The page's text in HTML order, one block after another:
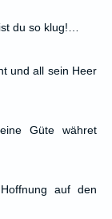
du so klug!…
und all sein Heer
Güte währet
auf den